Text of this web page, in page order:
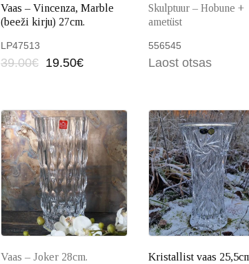
Vaas – Vincenza, Marble
(beeži kirju) 27cm.
LP47513
39.00€ 19.50€
Skulptuur – Hobune +
ametüst
556545
Laost otsas
Vaas – Joker 28cm. Kristallist vaas